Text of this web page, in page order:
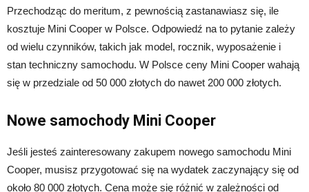
Przechodząc do meritum, z pewnością zastanawiasz się, ile
kosztuje Mini Cooper w Polsce. Odpowiedź na to pytanie zależy
od wielu czynników, takich jak model, rocznik, wyposażenie i
stan techniczny samochodu. W Polsce ceny Mini Cooper wahają
się w przedziale od 50 000 złotych do nawet 200 000 złotych.
Nowe samochody Mini Cooper
Jeśli jesteś zainteresowany zakupem nowego samochodu Mini
Cooper, musisz przygotować się na wydatek zaczynający się od
około 80 000 złotych. Cena może się różnić w zależności od